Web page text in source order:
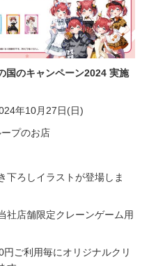
国のキャンペーン2024 実施
年10月27日(日)
プのお店
下ろしイラストが登場しま
社店舗限定クレーンゲーム用
円ご利用毎にオリジナルクリ